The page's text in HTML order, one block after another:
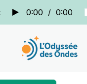
0:00 / 0:00